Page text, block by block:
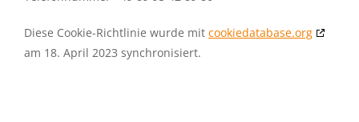
Diese Cookie-Richtlinie wurde mit cookiedatabase.org
am 18. April 2023 synchronisiert.